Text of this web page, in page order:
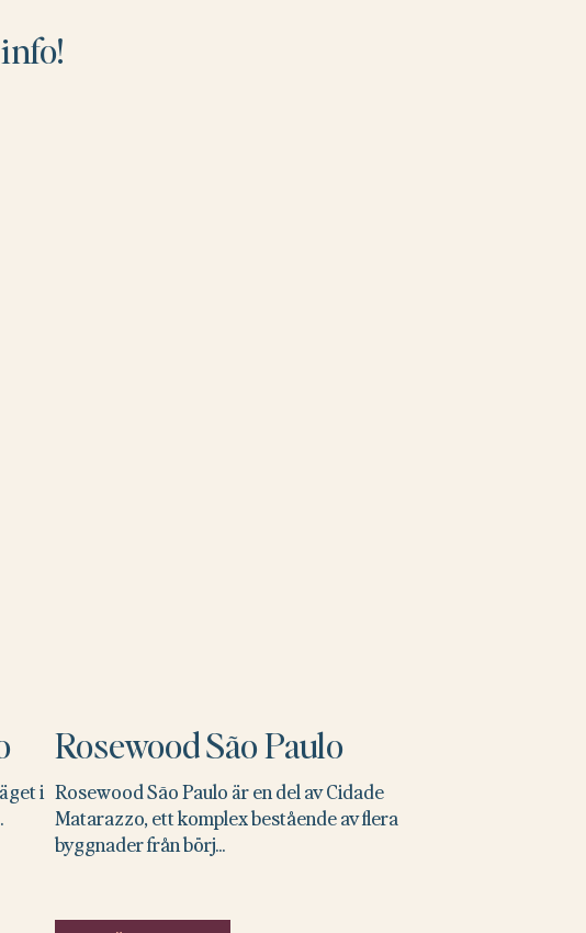
i
Rosewood São Paulo
Rosewood São Paulo är en del av Cidade
Matarazzo, ett komplex bestående av flera
byggnader från börj...